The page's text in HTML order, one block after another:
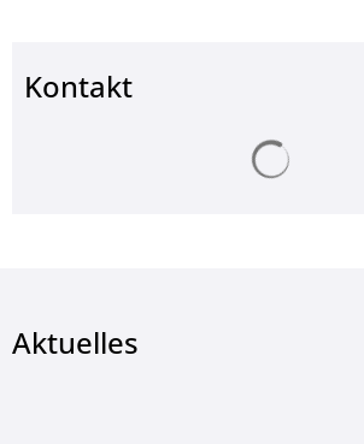
Kontakt
Aktuelles